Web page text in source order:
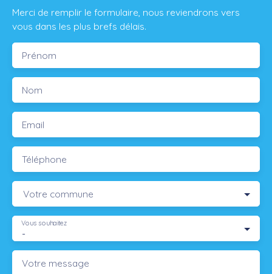
Merci de remplir le formulaire, nous reviendrons vers
vous dans les plus brefs délais.
Prénom
Nom
Email
Téléphone
Votre commune
-
Vous souhaitez
Votre message